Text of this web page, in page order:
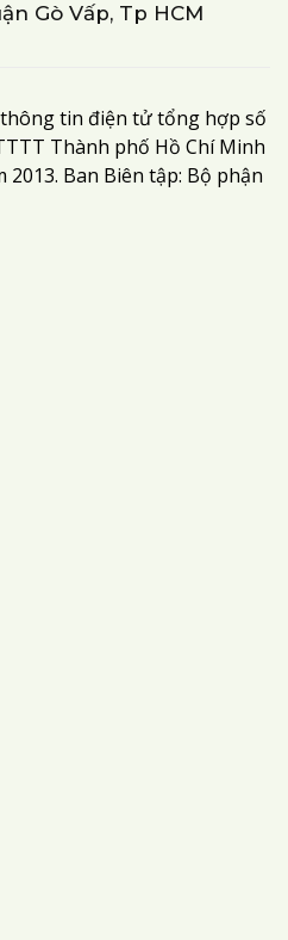
Gò Vấp, Tp HCM
tin điện tử tổng hợp số
Thành phố Hồ Chí Minh
2013. Ban Biên tập: Bộ phận